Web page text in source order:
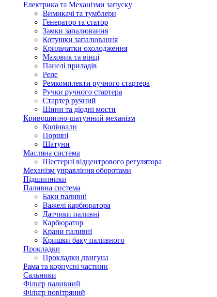
Електрика та Механізми запуску
Вимикачі та тумблери
Генератор та статор
Замки запалювання
Котушки запалювання
Крильчатки охолодження
Маховик та вінці
Панелі приладів
Реле
Ремкомплекти ручного стартера
Ручки ручного стартера
Стартер ручний
Шини та діодні мости
Кривошипно-шатунний механізм
Колінвали
Поршні
Шатуни
Масляна система
Шестерні відцентрового регулятора
Механізм управління оборотами
Підшипники
Паливна система
Баки паливні
Важелі карбюратора
Датчики паливні
Карбюратор
Крани паливні
Кришки баку паливного
Прокладки
Прокладки двигуна
Рама та корпусні частини
Сальники
Фільтр паливний
Фільтр повітряний